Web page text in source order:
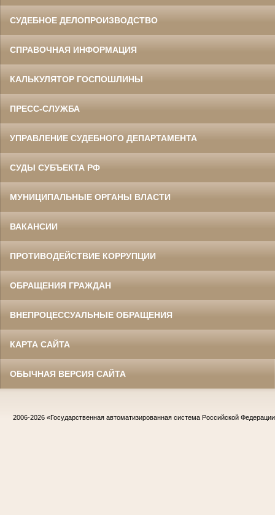
СУДЕБНОЕ ДЕЛОПРОИЗВОДСТВО
СПРАВОЧНАЯ ИНФОРМАЦИЯ
КАЛЬКУЛЯТОР ГОСПОШЛИНЫ
ПРЕСС-СЛУЖБА
УПРАВЛЕНИЕ СУДЕБНОГО ДЕПАРТАМЕНТА
СУДЫ СУБЪЕКТА РФ
МУНИЦИПАЛЬНЫЕ ОРГАНЫ ВЛАСТИ
ВАКАНСИИ
ПРОТИВОДЕЙСТВИЕ КОРРУПЦИИ
ОБРАЩЕНИЯ ГРАЖДАН
ВНЕПРОЦЕССУАЛЬНЫЕ ОБРАЩЕНИЯ
КАРТА САЙТА
ОБЫЧНАЯ ВЕРСИЯ САЙТА
2006-2026 «Государственная автоматизированная система Российской